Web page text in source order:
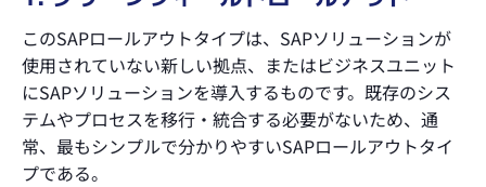
このSAPロールアウトタイプは、SAPソリューションが
使用されていない新しい拠点、またはビジネスユニット
にSAPソリューションを導入するものです。既存のシス
テムやプロセスを移行・統合する必要がないため、通
常、最もシンプルで分かりやすいSAPロールアウトタイ
プである。